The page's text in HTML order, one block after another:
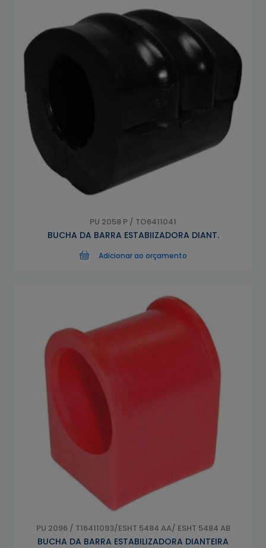
PU 2058 P / TO6411041
BUCHA DA BARRA ESTABIIZADORA DIANT.
Adicionar ao orçamento
PU 2096 / T16411093/ESHT 5484 AA/ ESHT 5484 AB
BUCHA DA BARRA ESTABILIZADORA DIANTEIRA